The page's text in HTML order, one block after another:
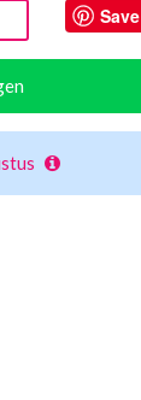
Save